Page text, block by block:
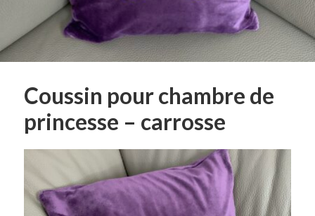
Coussin pour chambre de
princesse – carrosse